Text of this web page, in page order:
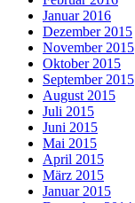
Januar 2016
Dezember 2015
November 2015
Oktober 2015
September 2015
August 2015
Juli 2015
Juni 2015
Mai 2015
April 2015
März 2015
Januar 2015